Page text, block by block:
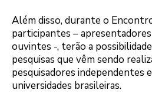
Além disso, durante o
participantes –
ouvintes -, terão a
pesquisas que vêm sendo
pesquisadores independentes
universidades brasileiras.